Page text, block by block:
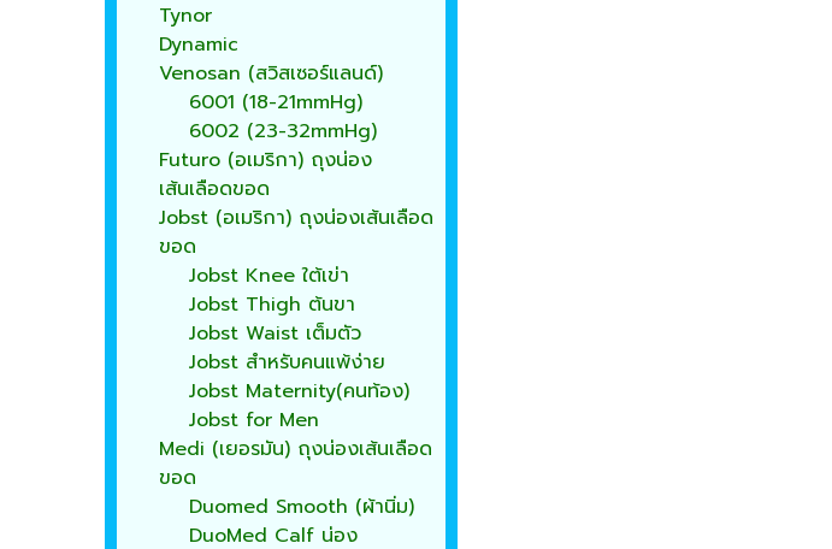
Tynor
Dynamic
Venosan (สวิสเซอร์แลนด์)
6001 (18-21mmHg)
6002 (23-32mmHg)
Futuro (อเมริกา) ถุงน่อง
เส้นเลือดขอด
Jobst (อเมริกา) ถุงน่องเส้นเลือด
ขอด
Jobst Knee ใต้เข่า
Jobst Thigh ต้นขา
Jobst Waist เต็มตัว
Jobst สำหรับคนแพ้ง่าย
Jobst Maternity(คนท้อง)
Jobst for Men
Medi (เยอรมัน) ถุงน่องเส้นเลือด
ขอด
Duomed Smooth (ผ้านิ่ม)
DuoMed Calf น่อง